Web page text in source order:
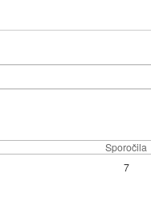
Sporočila
7